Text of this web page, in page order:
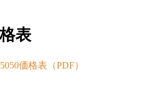
表
価格表（PDF）